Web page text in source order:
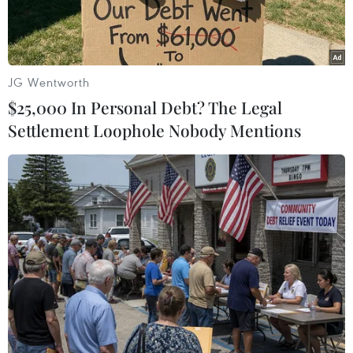
Du khách thử nghiệm check-in Bảng NFC thuộc Dự án “Yêu lắm
Việt Nam” tại Vĩnh Phúc. (Ảnh: TTXVN phát)
Ngày 26/2, Báo Nhân Dân triển khai lắp đặt 3
trạm tương tác thông minh tại Văn miếu tỉnh,
Khu du lịch Tam Đảo và Khu di tích danh thắng
JG Wentworth
$25,000 In Personal Debt? The Legal
Settlement Loophole Nobody Mentions